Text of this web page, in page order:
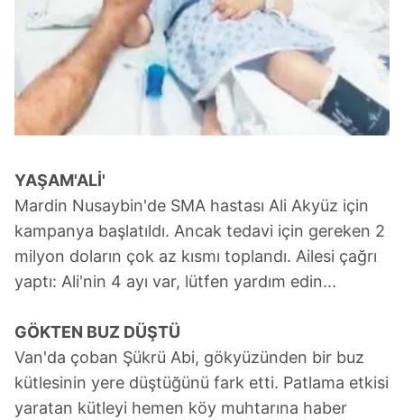
YAŞAM'ALİ'
Mardin Nusaybin'de SMA hastası Ali Akyüz için
kampanya başlatıldı. Ancak tedavi için gereken 2
milyon doların çok az kısmı toplandı. Ailesi çağrı
yaptı: Ali'nin 4 ayı var, lütfen yardım edin...
GÖKTEN BUZ DÜŞTÜ
Van'da çoban Şükrü Abi, gökyüzünden bir buz
kütlesinin yere düştüğünü fark etti. Patlama etkisi
yaratan kütleyi hemen köy muhtarına haber